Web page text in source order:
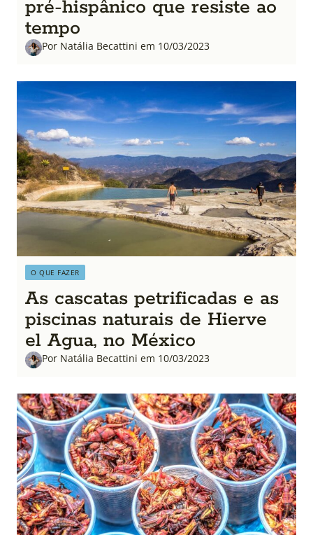
pré-hispânico que resiste ao
tempo
Por Natália Becattini em 10/03/2023
O QUE FAZER
As cascatas petrificadas e as
piscinas naturais de Hierve
el Agua, no México
Por Natália Becattini em 10/03/2023